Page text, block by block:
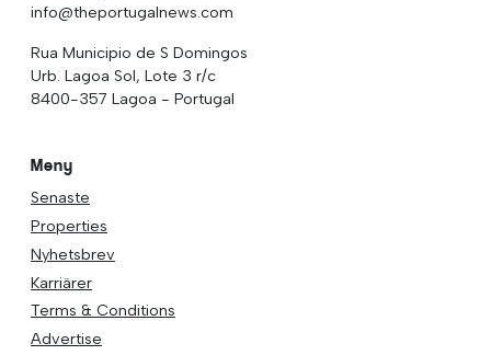
info@theportugalnews.com
Rua Municipio de S Domingos
Urb. Lagoa Sol, Lote 3 r/c
8400-357 Lagoa - Portugal
Meny
Senaste
Properties
Nyhetsbrev
Karriärer
Terms & Conditions
Advertise